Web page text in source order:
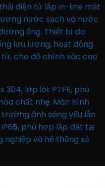
điện tử lắp in-line mặt
nước sạch và nước
ống. Thiết bị đo
lưu lượng, hoạt động
cho độ chính xác cao
304, lớp lót PTFE, phù
chất nhẹ. Màn hình
ánh sáng yếu lẫn
5, phù hợp lắp đặt tại
nghiệp và hệ thống xả